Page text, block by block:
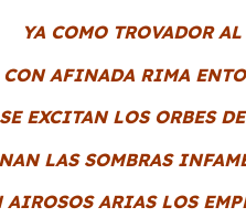
YA COMO TROVADOR
CON AFINADA RIMA
EXCITAN LOS ORBES
LAS SOMBRAS
AIROSOS ARIAS LOS